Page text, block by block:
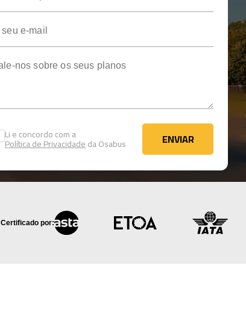
Li e concordo com a
Política de Privacidadeda Osabus ENVIAR
ENVIAR
Certificado por: